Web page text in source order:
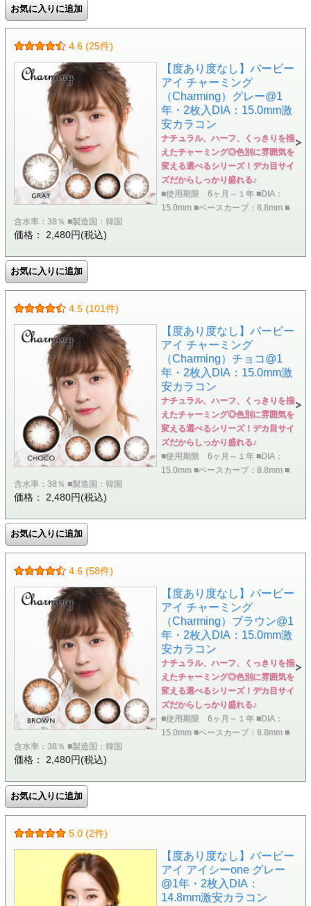
4.6 (25件)
【度あり度なし】バービー
アイ チャーミング
（Charming）グレー@1
年・2枚入DIA：15.0mm激
安カラコン
ナチュラル、ハーフ、くっきりを揃
えたチャーミング◎色別に雰囲気を
変える選べるシリーズ！デカ目サイ
ズだからしっかり盛れる♪
■使用期限 6ヶ月～１年 ■DIA：
15.0mm ■ベースカーブ：8.8mm ■
含水率：38％ ■製造国：韓国
価格： 2,480円(税込)
4.5 (101件)
【度あり度なし】バービー
アイ チャーミング
（Charming）チョコ@1
年・2枚入DIA：15.0mm激
安カラコン
ナチュラル、ハーフ、くっきりを揃
えたチャーミング◎色別に雰囲気を
変える選べるシリーズ！デカ目サイ
ズだからしっかり盛れる♪
■使用期限 6ヶ月～１年 ■DIA：
15.0mm ■ベースカーブ：8.8mm ■
含水率：38％ ■製造国：韓国
価格： 2,480円(税込)
4.6 (58件)
【度あり度なし】バービー
アイ チャーミング
（Charming）ブラウン@1
年・2枚入DIA：15.0mm激
安カラコン
ナチュラル、ハーフ、くっきりを揃
えたチャーミング◎色別に雰囲気を
変える選べるシリーズ！デカ目サイ
ズだからしっかり盛れる♪
■使用期限 6ヶ月～１年 ■DIA：
15.0mm ■ベースカーブ：8.8mm ■
含水率：38％ ■製造国：韓国
価格： 2,480円(税込)
5.0 (2件)
【度あり度なし】バービー
アイ アイシーone グレー
@1年・2枚入DIA：
14.8mm激安カラコン